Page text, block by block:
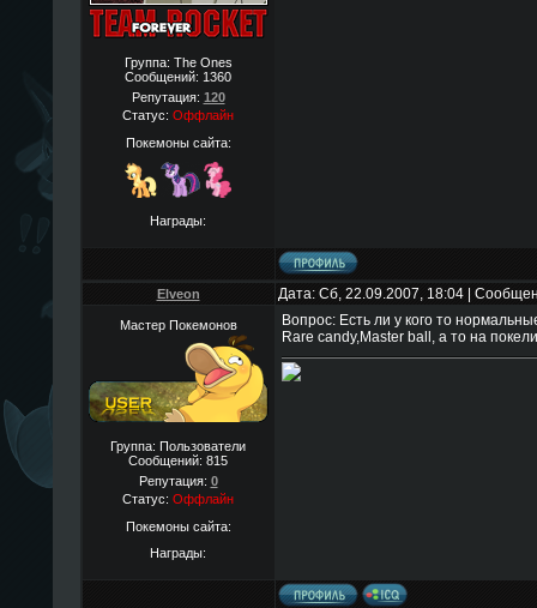
Группа: The Ones
Сообщений: 1360
Репутация: 120
Статус: Оффлайн
Покемоны сайта:
Награды:
Elveon Дата: Сб, 22.09.2007, 18:04 |
Мастер Покемонов
Группа: Пользователи
Сообщений: 815
Репутация: 0
Статус: Оффлайн
Покемоны сайта:
Награды:
Вопрос: Есть ли у кого то
Rare candy,Master ball, а то на